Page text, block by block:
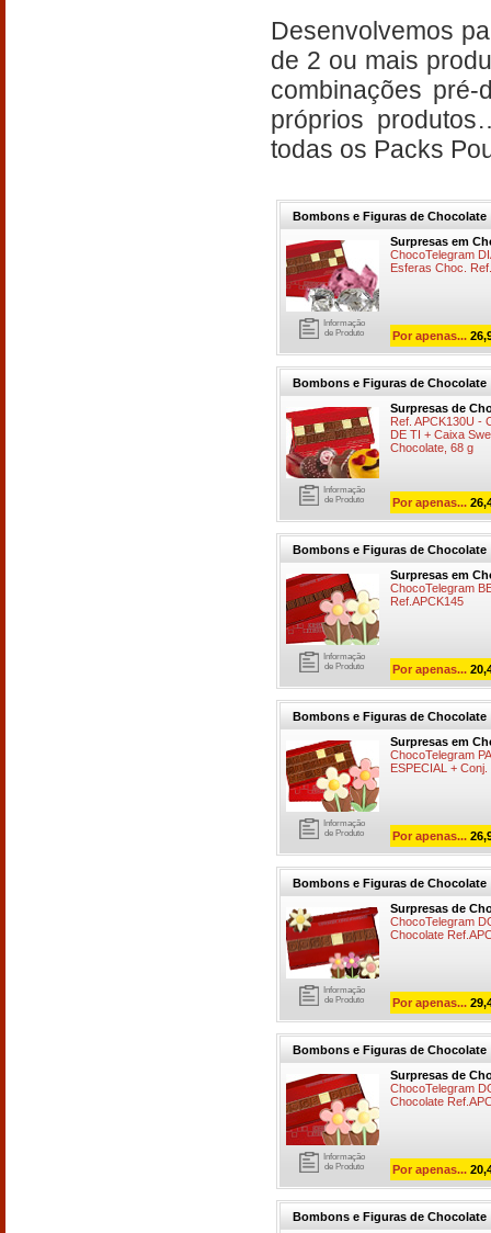
Desenvolvemos
de 2 ou mais
combinações
próprios
todas os Packs
Bombons e Figuras de Chocolate
Informação
de Produto
Surpresas em
ChocoTelegram
Esferas Choc.
Por apenas...
Bombons e Figuras de Chocolate
Informação
de Produto
Surpresas de
Ref. APCK130U -
DE TI + Caixa
Chocolate, 68 g
Por apenas...
Bombons e Figuras de Chocolate
Informação
de Produto
Surpresas em
ChocoTelegram
Ref.APCK145
Por apenas...
Bombons e Figuras de Chocolate
Informação
de Produto
Surpresas em
ChocoTelegram
ESPECIAL +
Por apenas...
Bombons e Figuras de Chocolate
Informação
de Produto
Surpresas de
ChocoTelegram
Chocolate
Por apenas...
Bombons e Figuras de Chocolate
Informação
de Produto
Surpresas de
ChocoTelegram
Chocolate
Por apenas...
Bombons e Figuras de Chocolate